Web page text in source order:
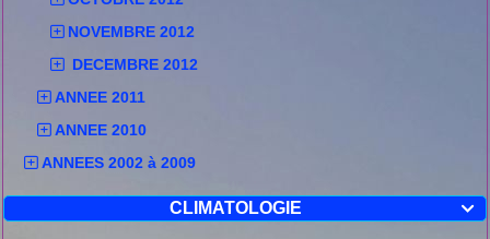
NOVEMBRE 2012
DECEMBRE 2012
ANNEE 2011
ANNEE 2010
ANNEES 2002 à 2009

CLIMATOLOGIE